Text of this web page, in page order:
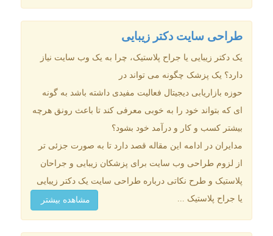
طراحی سایت دکتر زیبایی
یک دکتر زیبایی یا جراح پلاستیک، چرا به یک وب سایت نیاز
دارد؟ یک پزشک چگونه می تواند در
حوزه بازاریابی دیجیتال فعالیت مفیدی داشته باشد به گونه
ای که بتواند خود را به خوبی معرفی کند تا باعث رونق هرچه
بیشتر کسب و کار و درآمد خود بشود؟
مدایران در ادامه این مقاله قصد دارد تا به صورت جزئی تر
از لزوم طراحی وب سایت برای پزشکان زیبایی و جراحان
پلاستیک و طرح نکاتی درباره طراحی سایت یک دکتر زیبایی
یا جراح پلاستیک ...
مشاهده بیشتر